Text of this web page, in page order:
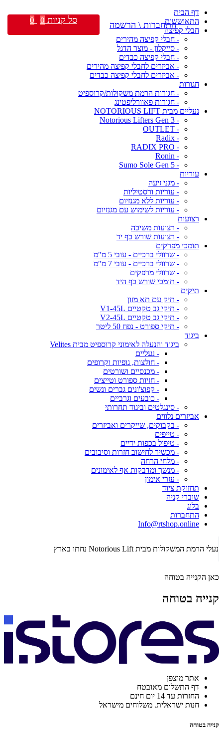
דף הבית
התאוששות
חבלי קפיצה
- חבלי קפיצה מהירים
- סייקלון - מוצר הדגל
- חבלי קפיצה כבדים
- אביזרים לחבלי קפיצה מהירים
- אביזרים לחבלי קפיצה כבדים
חגורות
- חגורות הרמת משקולות/קרוספיט
- חגורות פאוורליפטינג
נעליים מבית NOTORIOUS LIFT
- Notorious Lifters Gen 3
- OUTLET
- Radix
- RADIX PRO
- Ronin
- Sumo Sole Gen 5
עוריות
- מגני זיעה
- עוריות ורסטיליות
- עוריות ללא מגנזיום
- עוריות לשימוש עם מגנזיום
רצועות
- רצועות משיכה
- רצועות שורש כף יד
תומכי מפרקים
- שרוולי ברכיים - עובי 5 מ"מ
- שרוולי ברכיים - עובי 7 מ"מ
- שרוולי מרפקים
- תומכי שורש כף היד
תיקים
- תיק עם תא מזון
- תיקי גב טקטיים V1-45L
- תיקי גב טקטיים V2-45L
- תיקי ספורט - נפח 50 ליטר
ביגוד
ביגוד והנעלה לאימוני קרוספיט מבית Velites
- נעליים
- חולצות, גופיות וקרופים
- מכנסיים ושורטים
- חזיות ספורט וטייצים
- קפוצ'ונים גברים ונשים
- כובעים וגרביים
- סינגלטים וביגוד תחרותי
אביזרים נלווים
- בקבוקים, שייקרים ואביזרים
- טייפים
- טיפול בכפות ידיים
- מכשיר לחישוב חזרות וסיבובים
- מלחי הרחה
- מנשך ומדבקות אף לאימונים
- עזרי אימון
תחזוקת ציוד
שוברי קניה
בלוג
התחברות
Info@rtshop.online
נעלי הרמת המשקולות מבית Notorious Lift נחתו בארץ
כאן הקנייה בטוחה
קנייה בטוחה
אתר מוצפן
דף התשלום מאובטח
החזרות עד 14 יום חינם
חנות ישראלית. משלוחים מישראל
קנייה בטוחה
התחברות \ הרשמה סל קניות 0
0